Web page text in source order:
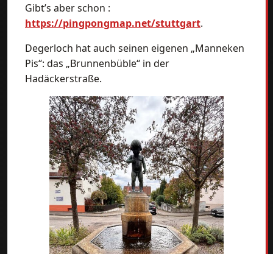
Gibt’s aber schon :
https://pingpongmap.net/stuttgart.
Degerloch hat auch seinen eigenen „Manneken
Pis“: das „Brunnenbüble“ in der
Hadäckerstraße.